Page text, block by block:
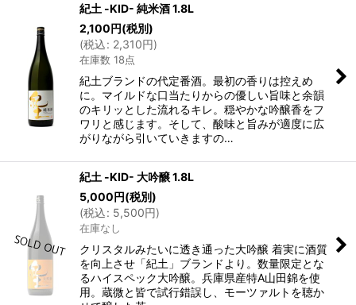
紀土 -KID- 純米酒 1.8L
2,100円(税別)
(税込: 2,310円)
在庫数 18点
紀土ブランドの代定番酒。最初の香りは控えめ
に。マイルドな口当たりからの優しい旨味と余韻
のキリッとした流れるキレ。穏やかな吟醸香をフ
ワリと感じます。そして、酸味と旨みが適度に広
がりながら引いていきますの…
紀土 -KID- 大吟醸 1.8L
5,000円(税別)
(税込: 5,500円)
在庫なし
クリスタルみたいに透き通った大吟醸 着実に酒質
を向上させ「紀土」ブランドより。数量限定とな
るハイスペック大吟醸。兵庫県産特A山田錦を使
用。蔵微と皆で試行錯誤し、モーツァルトを聴か